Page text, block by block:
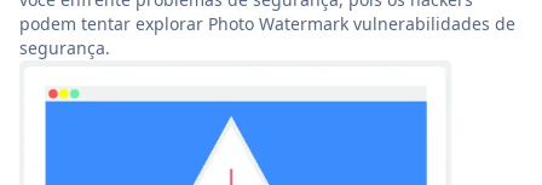
podem tentar explorar Photo Watermark vulnerabilidades de
segurança.